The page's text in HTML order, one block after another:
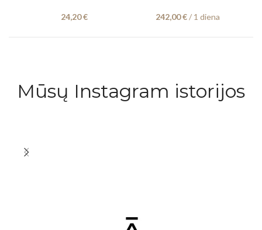
24,20€ 242,00€/ 1 diena
Mūsų Instagram istorijos